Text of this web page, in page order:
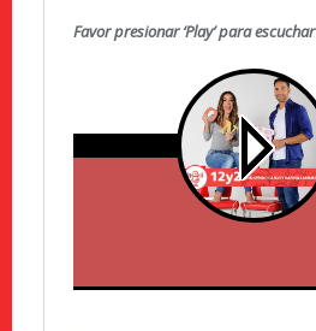
Favor presionar ‘Play’ para escuchar